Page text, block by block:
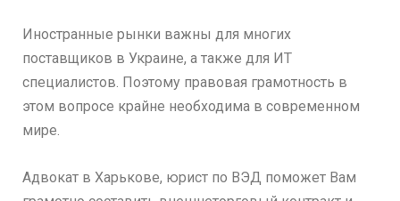
Иностранные рынки важны для многих
поставщиков в Украине, а также для ИТ
специалистов. Поэтому правовая грамотность в
этом вопросе крайне необходима в современном
мире.
Адвокат в Харькове, юрист по ВЭД поможет Вам